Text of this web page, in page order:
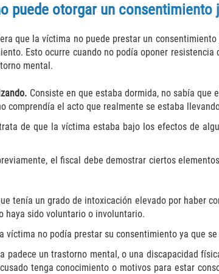
puede otorgar un
que la víctima no puede prestar un
Esto ocurre cuando no podía oponer
mental.
Consiste en que estaba dormida, no sabía
comprendía el acto que realmente se estaba
de que la víctima estaba bajo los efectos de
el fiscal debe demostrar ciertos
tenía un grado de intoxicación elevado por haber
haya sido voluntario o involuntario.
víctima no podía prestar su consentimiento ya que
padece un trastorno mental, o una discapacidad
tenga conocimiento o motivos para estar